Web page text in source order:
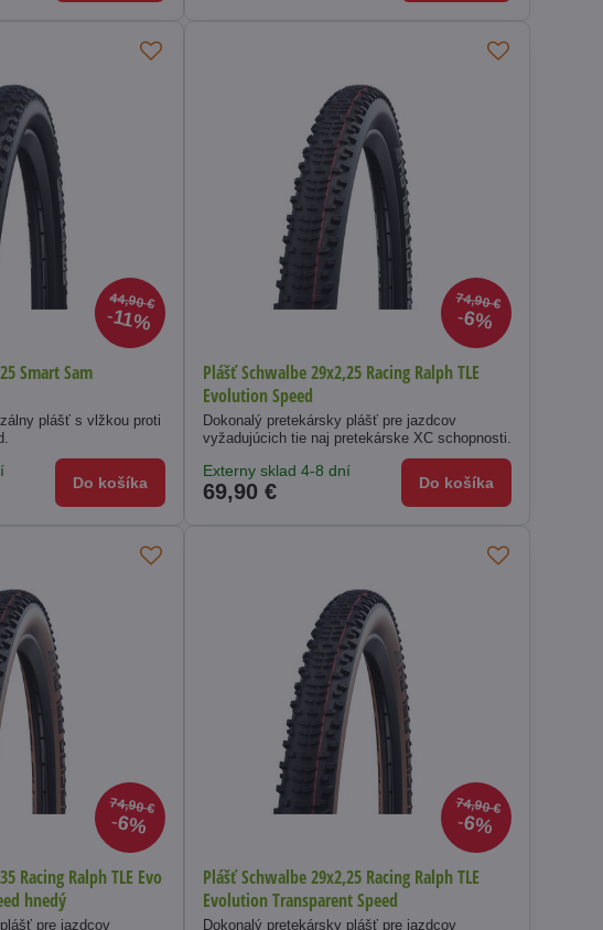
44,90 €
11%
Smart Sam
plášť s vlžkou proti
Do košíka
74,90 €
6%
Plášť Schwalbe 29x2,25 Racing Ralph TLE
Evolution Speed
Dokonalý pretekársky plášť pre jazdcov
vyžadujúcich tie naj pretekárske XC schopnosti.
Externy sklad 4-8 dní
69,90 € Do košíka
74,90 €
6%
Racing Ralph TLE Evo
hnedý
pre jazdcov
74,90 €
6%
Plášť Schwalbe 29x2,25 Racing Ralph TLE
Evolution Transparent Speed
Dokonalý pretekársky plášť pre jazdcov